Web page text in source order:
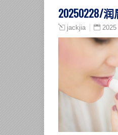
20250228/
jackjia 2025